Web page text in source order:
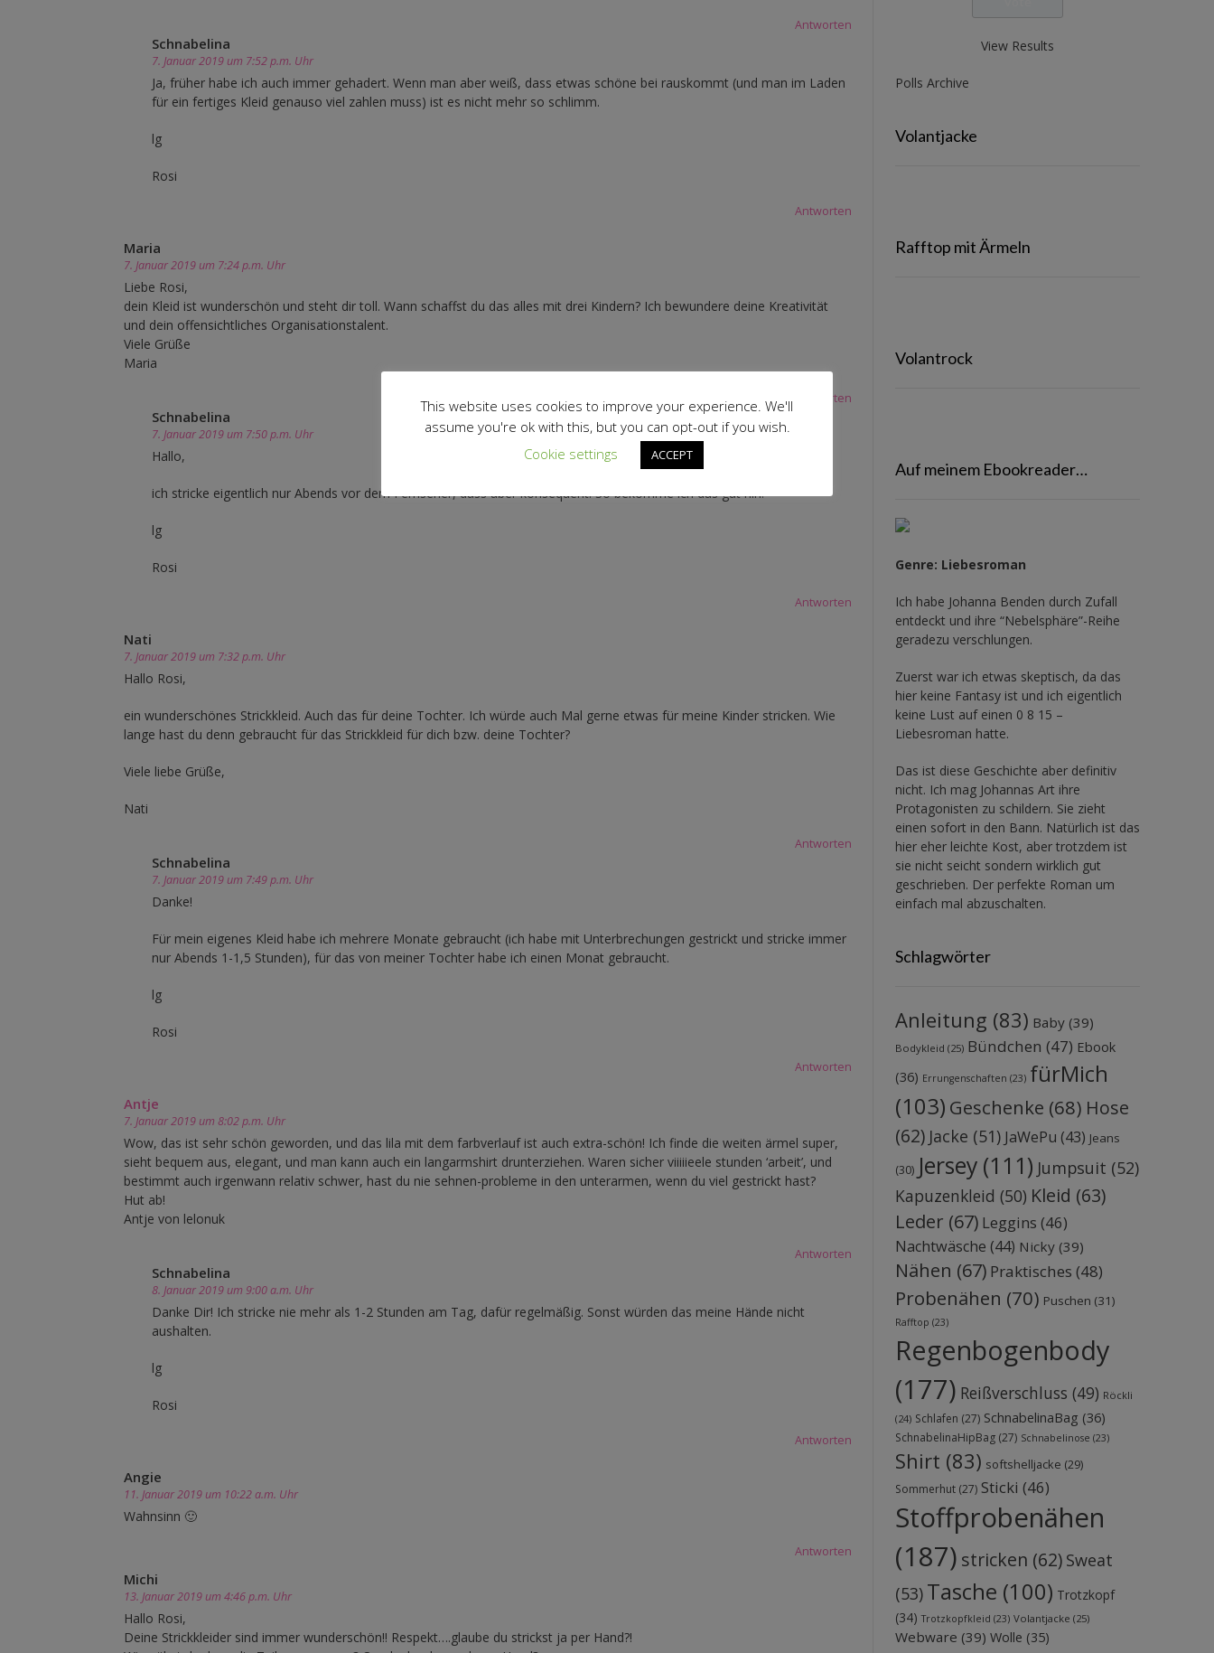
Antworten
Schnabelina
7. Januar 2019 um 7:52 p.m. Uhr
Ja, früher habe ich auch immer gehadert. Wenn man aber weiß, dass etwas schöne bei rauskommt (und man im Laden
für ein fertiges Kleid genauso viel zahlen muss) ist es nicht mehr so schlimm.
lg
Rosi
Antworten
Maria
7. Januar 2019 um 7:24 p.m. Uhr
Liebe Rosi,
dein Kleid ist wunderschön und steht dir toll. Wann schaffst du das alles mit drei Kindern? Ich bewundere deine Kreativität
und dein offensichtliches Organisationstalent.
Viele Grüße
Maria
Antworten
Schnabelina
7. Januar 2019 um 7:50 p.m. Uhr
Hallo,
ich stricke eigentlich nur Abends vor dem Fernseher, dass aber konsequent. So bekomme ich das gut hin.
lg
Rosi
Antworten
Nati
7. Januar 2019 um 7:32 p.m. Uhr
Hallo Rosi,
ein wunderschönes Strickkleid. Auch das für deine Tochter. Ich würde auch Mal gerne etwas für meine Kinder stricken. Wie
lange hast du denn gebraucht für das Strickkleid für dich bzw. deine Tochter?
Viele liebe Grüße,
Nati
Antworten
Schnabelina
7. Januar 2019 um 7:49 p.m. Uhr
Danke!
Für mein eigenes Kleid habe ich mehrere Monate gebraucht (ich habe mit Unterbrechungen gestrickt und stricke immer
nur Abends 1-1,5 Stunden), für das von meiner Tochter habe ich einen Monat gebraucht.
lg
Rosi
Antworten
Antje
7. Januar 2019 um 8:02 p.m. Uhr
Wow, das ist sehr schön geworden, und das lila mit dem farbverlauf ist auch extra-schön! Ich finde die weiten ärmel super,
sieht bequem aus, elegant, und man kann auch ein langarmshirt drunterziehen. Waren sicher viiiiieele stunden ‘arbeit’, und
bestimmt auch irgenwann relativ schwer, hast du nie sehnen-probleme in den unterarmen, wenn du viel gestrickt hast?
Hut ab!
Antje von lelonuk
Antworten
Schnabelina
8. Januar 2019 um 9:00 a.m. Uhr
Danke Dir! Ich stricke nie mehr als 1-2 Stunden am Tag, dafür regelmäßig. Sonst würden das meine Hände nicht
aushalten.
lg
Rosi
Antworten
Angie
11. Januar 2019 um 10:22 a.m. Uhr
Wahnsinn 🙂
Antworten
Michi
13. Januar 2019 um 4:46 p.m. Uhr
Hallo Rosi,
Deine Strickkleider sind immer wunderschön!! Respekt….glaube du strickst ja per Hand?!
View Results
Polls Archive
Volantjacke
Rafftop mit Ärmeln
Volantrock
Auf meinem Ebookreader…
Genre: Liebesroman
Ich habe Johanna Benden durch Zufall
entdeckt und ihre “Nebelsphäre”-Reihe
geradezu verschlungen.
Zuerst war ich etwas skeptisch, da das
hier keine Fantasy ist und ich eigentlich
keine Lust auf einen 0 8 15 –
Liebesroman hatte.
Das ist diese Geschichte aber definitiv
nicht. Ich mag Johannas Art ihre
Protagonisten zu schildern. Sie zieht
einen sofort in den Bann. Natürlich ist das
hier eher leichte Kost, aber trotzdem ist
sie nicht seicht sondern wirklich gut
geschrieben. Der perfekte Roman um
einfach mal abzuschalten.
Schlagwörter
Anleitung (83) Baby(39)
Bodykleid (25) Bündchen (47) Ebook
(36) Errungenschaften (23) fürMich
(103) Geschenke (68) Hose
(62) Jacke (51) JaWePu (43) Jeans
(30) Jersey(111) Jumpsuit (52)
Kapuzenkleid (50) Kleid (63)
Leder (67) Leggins (46)
Nachtwäsche (44) Nicky(39)
Nähen (67) Praktisches (48)
Probenähen (70) Puschen (31)
Rafftop (23)
Regenbogenbody
(177) Reißverschluss (49) Röckli
(24) Schlafen (27) SchnabelinaBag (36)
SchnabelinaHipBag(27) Schnabelinose (23)
Shirt (83) softshelljacke (29)
Sommerhut(27) Sticki (46)
Stoffprobenähen
(187) stricken (62) Sweat
(53) Tasche (100) Trotzkopf
(34) Trotzkopfkleid (23) Volantjacke (25)
Webware (39) Wolle (35)
This website uses cookies to improve your experience. We'll
assume you're ok with this, but you can opt-out if you wish.
Cookie settings
ACCEPT